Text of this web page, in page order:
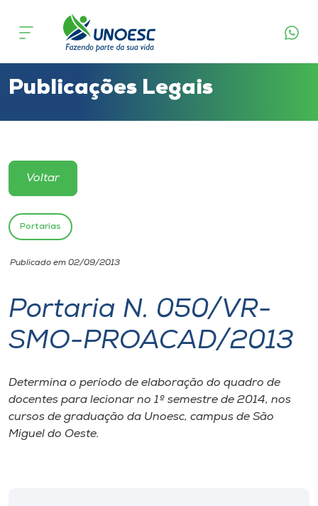
Cursos
Atendimento ao Estudante
Portal de Ensino
Unoesc
Internacionalização
I.nova
Diplomados
Cultura
Publicações Legais
Voltar
Portarias
Publicado em 02/09/2013
Portaria N. 050/VR-
SMO-PROACAD/2013
Determina o período de elaboração do quadro de
docentes para lecionar no 1º semestre de 2014, nos
cursos de graduação da Unoesc, campus de São
Miguel do Oeste.